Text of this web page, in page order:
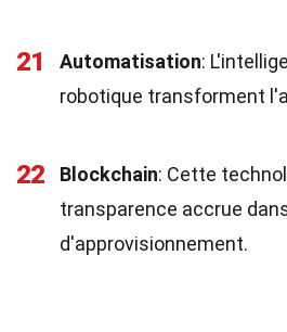
21 Automatisation:
robotique transforment
22 Blockchain: Cette
transparence accrue
d'approvisionnement.